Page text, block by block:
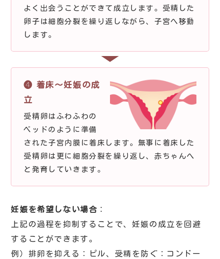
よく出会うことができて成立します。受精した
卵子は細胞分裂を繰り返しながら、子宮へ移動
します。
❹ 着床〜妊娠の成
立
受精卵はふわふわの
ベッドのように準備
された子宮内膜に着床します。無事に着床した
受精卵は更に細胞分裂を繰り返し、赤ちゃんへ
と発育していきます。
妊娠を希望しない場合
上記の過程を抑制することで、妊娠の成立を回避
することができます。
例）排卵を抑える：ピル、受精を防ぐ：コンドー